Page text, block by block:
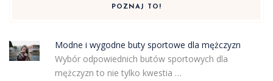
POZNAJ TO!
Modne i wygodne buty sportowe dla mężczyzn
Wybór odpowiednich butów sportowych dla
mężczyzn to nie tylko kwestia …